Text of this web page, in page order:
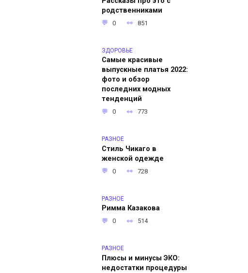
родственниками
0 851
ЗДОРОВЬЕ
Самые красивые
выпускные платья 2022:
фото и обзор
последних модных
тенденций
0 773
РАЗНОЕ
Стиль Чикаго в
женской одежде
0 728
РАЗНОЕ
Римма Казакова
0 514
РАЗНОЕ
Плюсы и минусы ЭКО:
недостатки процедуры